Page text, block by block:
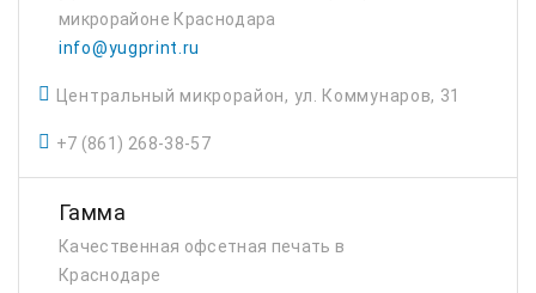
микрорайоне Краснодара
info@yugprint.ru
Центральный микрорайон, ул. Коммунаров, 31
+7 (861) 268-38-57
Гамма
Качественная офсетная печать в
Краснодаре